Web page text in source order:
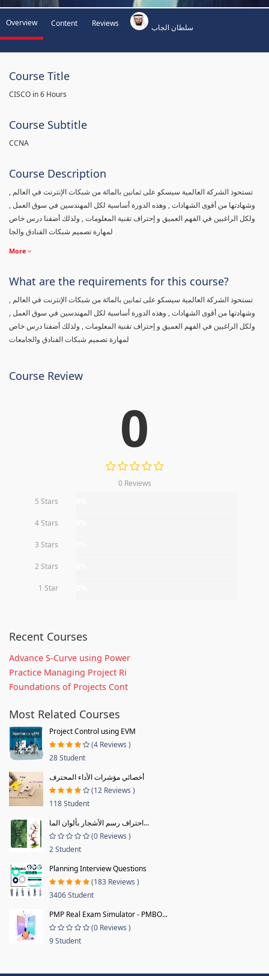
Overview Content Reviews سلطان الجاب
Course Title
CISCO in 6 Hours
Course Subtitle
CCNA
Course Description
تستحوذ الشركة العالمية سيسكو على ثمانين بالمائة من شبكات الإنترنت في العالم ,
وشهادتها من أقوى الشهادات , وهذه الدورة أساسية لكل المهندسين في سوق العمل ,
ولكل الراغبين في الفهم العميق و إحتراف تقنية المعلومات , ولذلك أضفنا درس خاص
لمهارة تصميم شبكات الفنادق والجا
More
What are the requirements for this course?
تستحوذ الشركة العالمية سيسكو على ثمانين بالمائة من شبكات الإنترنت في العالم ,
وشهادتها من أقوى الشهادات , وهذه الدورة أساسية لكل المهندسين في سوق العمل ,
ولكل الراغبين في الفهم العميق و إحتراف تقنية المعلومات , ولذلك أضفنا درس خاص
لمهارة تصميم شبكات الفنادق والجامعات
Course Review
0
0 Reviews
5 Stars
4 Stars
3 Stars
2 Stars
1 Star
Recent Courses
Advance S-Curve using Power
Practice Managing Project Ri
Foundations of Projects Cont
Most Related Courses
Project Control using EVM
(4 Reviews )
28 Student
أخصائي مؤشرات الأداء المحترف
(12 Reviews )
118 Student
احتراف رسم الأشجار بألوان الما...
(0 Reviews )
2 Student
Planning Interview Questions
(183 Reviews )
3406 Student
PMP Real Exam Simulator - PMBO...
(0 Reviews )
9 Student